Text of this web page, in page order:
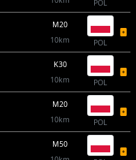
POL
M20
10km
POL
K30
10km
POL
M20
10km
POL
M50